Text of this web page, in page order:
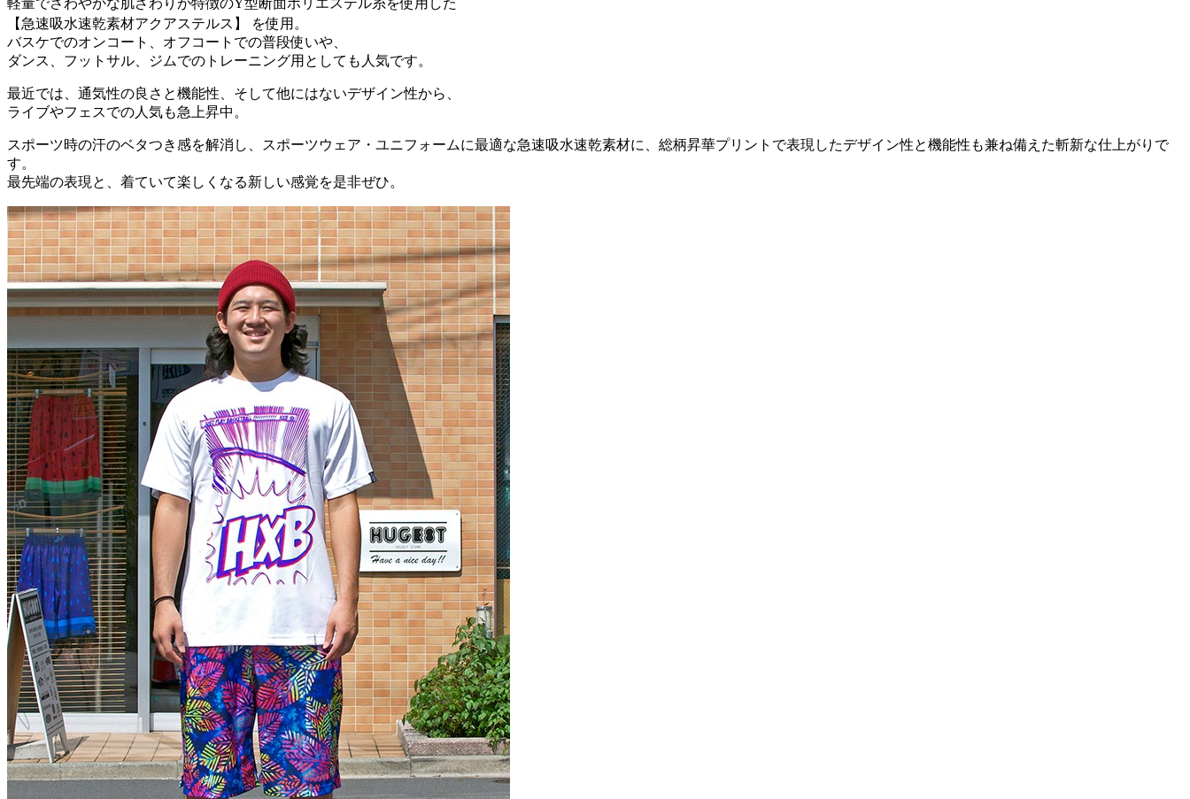
軽量でさわやかな肌ざわりが特徴のY型断面ポリエステル糸を使用した
【急速吸水速乾素材アクアステルス】 を使用。
バスケでのオンコート、オフコートでの普段使いや、
ダンス、フットサル、ジムでのトレーニング用としても人気です。
最近では、通気性の良さと機能性、そして他にはないデザイン性から、
ライブやフェスでの人気も急上昇中。
スポーツ時の汗のベタつき感を解消し、スポーツウェア・ユニフォームに最適な急速吸水速乾素材に、総柄昇華プリントで表現したデザイン性と機能性も兼ね備えた斬新な仕上がりで
す。
最先端の表現と、着ていて楽しくなる新しい感覚を是非ぜひ。